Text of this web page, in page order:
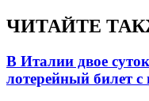
ЧИТАЙТЕ
В Италии двое
лотерейный билет